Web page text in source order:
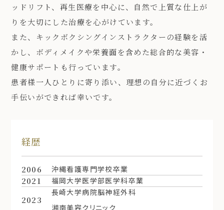
ッドリフト、再生医療を中心に、自然で上質な仕上が
りを大切にした治療を心がけています。
また、キックボクシングインストラクターの経験を活
かし、ボディメイクや栄養面を含めた総合的な美容・
健康サポートも行っています。
患者様一人ひとりに寄り添い、理想の自分に近づくお
手伝いができれば幸いです。
経歴
2006 沖縄看護専門学校卒業
2021 福岡大学医学部医学科卒業
2023
長崎大学病院脳神経外科
湘南美容クリニック